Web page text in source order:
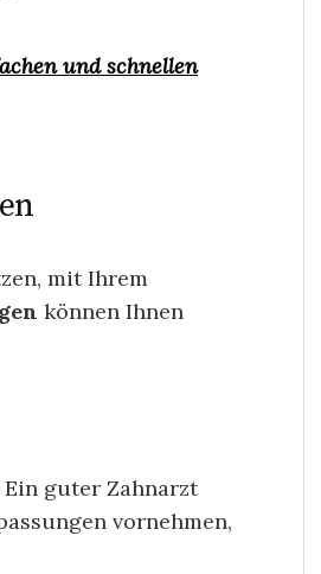
und schnellen
mit Ihrem
können Ihnen
guter Zahnarzt
vornehmen,